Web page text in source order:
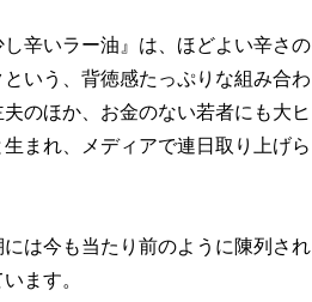
辛いラー油』は、ほどよい辛さの
いう、背徳感たっぷりな組み合わ
のほか、お金のない若者にも大ヒ
まれ、メディアで連日取り上げら
は今も当たり前のように陳列され
ます。